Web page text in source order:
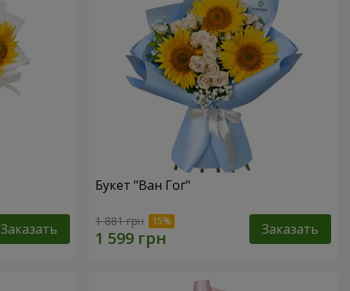
Заказать
Букет "Ван Гог"
1 881 грн Заказать